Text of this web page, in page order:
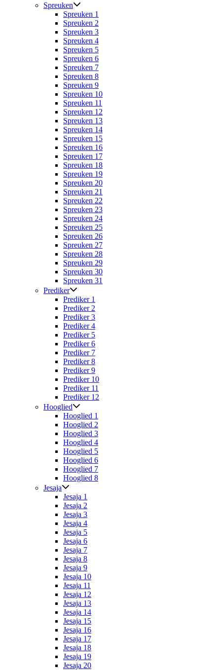
Spreuken
Spreuken 1
Spreuken 2
Spreuken 3
Spreuken 4
Spreuken 5
Spreuken 6
Spreuken 7
Spreuken 8
Spreuken 9
Spreuken 10
Spreuken 11
Spreuken 12
Spreuken 13
Spreuken 14
Spreuken 15
Spreuken 16
Spreuken 17
Spreuken 18
Spreuken 19
Spreuken 20
Spreuken 21
Spreuken 22
Spreuken 23
Spreuken 24
Spreuken 25
Spreuken 26
Spreuken 27
Spreuken 28
Spreuken 29
Spreuken 30
Spreuken 31
Prediker
Prediker 1
Prediker 2
Prediker 3
Prediker 4
Prediker 5
Prediker 6
Prediker 7
Prediker 8
Prediker 9
Prediker 10
Prediker 11
Prediker 12
Hooglied
Hooglied 1
Hooglied 2
Hooglied 3
Hooglied 4
Hooglied 5
Hooglied 6
Hooglied 7
Hooglied 8
Jesaja
Jesaja 1
Jesaja 2
Jesaja 3
Jesaja 4
Jesaja 5
Jesaja 6
Jesaja 7
Jesaja 8
Jesaja 9
Jesaja 10
Jesaja 11
Jesaja 12
Jesaja 13
Jesaja 14
Jesaja 15
Jesaja 16
Jesaja 17
Jesaja 18
Jesaja 19
Jesaja 20